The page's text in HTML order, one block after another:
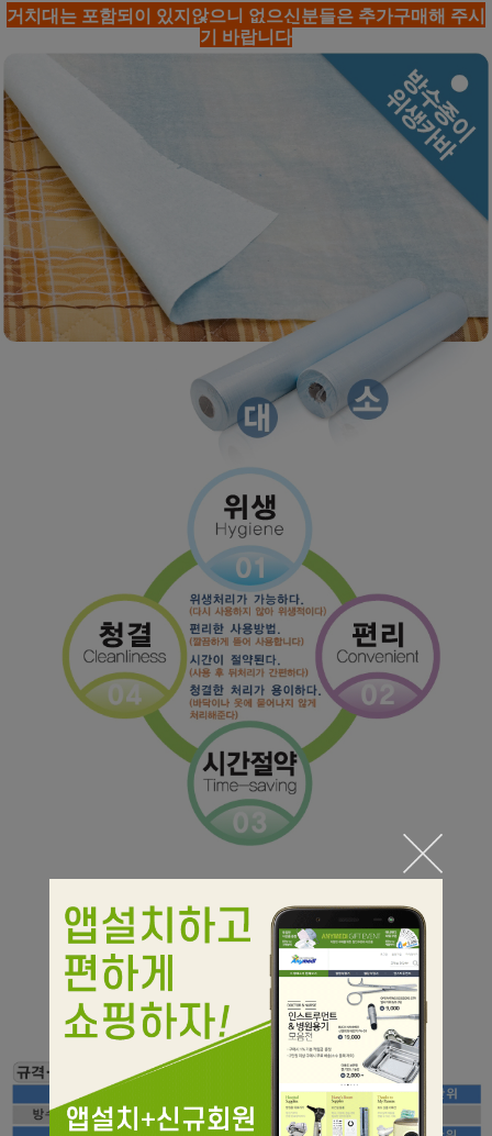
거치대는 포함되이 있지않으니 없으신분들은 추가구매해 주시
기 바랍니다